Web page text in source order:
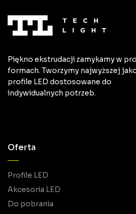
Piękno ekstrudacji zamykamy w
formach. Tworzymy najwyższej
profile LED dostosowane do
indywidualnych potrzeb.
Oferta
Profile LED
Akcesoria LED
Do pobrania